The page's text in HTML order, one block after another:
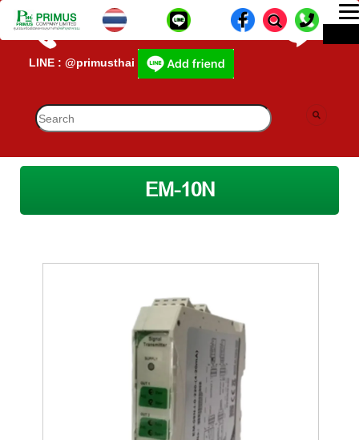
CALL CENTER : 02-693-7005 (40 คู่สาย) lD-
LINE : @primusthai
EM-10N